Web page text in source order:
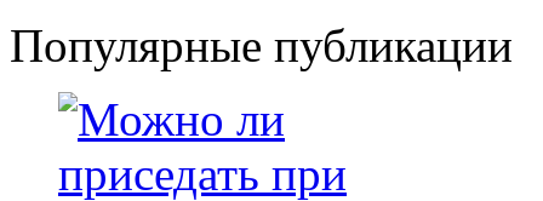
Популярные публикации